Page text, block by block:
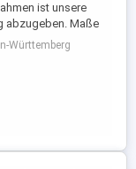
ist unsere
abzugeben. Maße
Es
Picasso
gut erhalten.
Württemberg